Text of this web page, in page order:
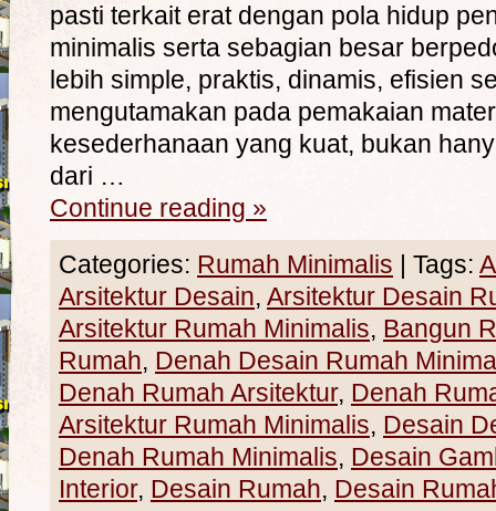
pasti terkait erat dengan pola hidup
minimalis serta sebagian besar
lebih simple, praktis, dinamis, efisien
mengutamakan pada pemakaian
kesederhanaan yang kuat, bukan
dari …
Continue reading »
Categories: Rumah Minimalis | Tags:
Arsitektur Desain, Arsitektur Desain
Arsitektur Rumah Minimalis, Bangun
Rumah, Denah Desain Rumah
Denah Rumah Arsitektur, Denah
Arsitektur Rumah Minimalis, Desain
Denah Rumah Minimalis, Desain
Interior, Desain Rumah, Desain